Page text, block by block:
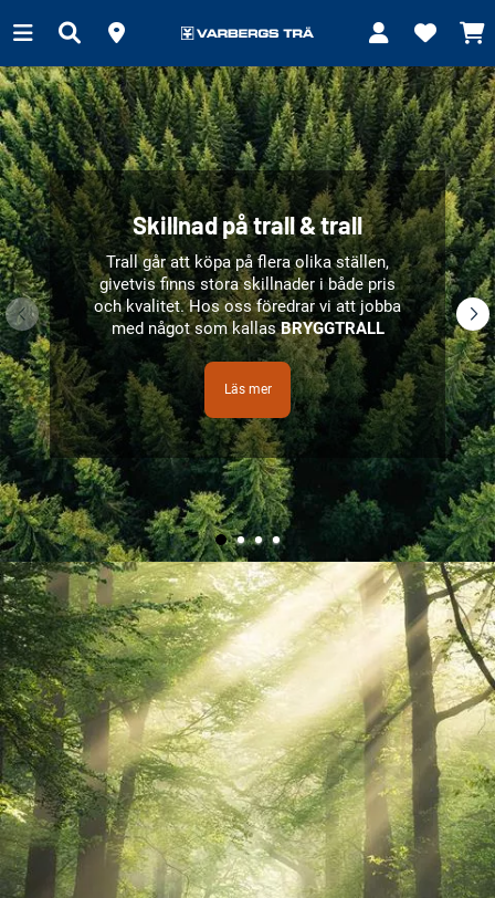
Skillnad på trall & trall
Trall går att köpa på flera olika ställen,
givetvis finns stora skillnader i både pris
och kvalitet.Hos oss föredrar vi att jobba
med något som kallasBRYGGTRALL
Läs mer